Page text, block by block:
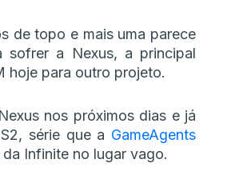
de topo e mais uma parece
sofrer a Nexus, a principal
hoje para outro projeto.
nos próximos dias e já
série que a GameAgents
da Infinite no lugar vago.